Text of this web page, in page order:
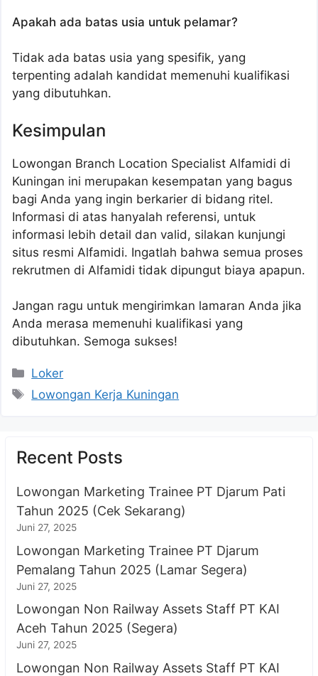
Apakah ada batas usia untuk pelamar?
Tidak ada batas usia yang spesifik, yang
terpenting adalah kandidat memenuhi kualifikasi
yang dibutuhkan.
Kesimpulan
Lowongan Branch Location Specialist Alfamidi di
Kuningan ini merupakan kesempatan yang bagus
bagi Anda yang ingin berkarier di bidang ritel.
Informasi di atas hanyalah referensi, untuk
informasi lebih detail dan valid, silakan kunjungi
situs resmi Alfamidi. Ingatlah bahwa semua proses
rekrutmen di Alfamidi tidak dipungut biaya apapun.
Jangan ragu untuk mengirimkan lamaran Anda jika
Anda merasa memenuhi kualifikasi yang
dibutuhkan. Semoga sukses!
Kategori
Loker
Tag
Lowongan Kerja Kuningan
Recent Posts
Lowongan Marketing Trainee PT Djarum Pati
Tahun 2025 (Cek Sekarang)
Juni 27, 2025
Lowongan Marketing Trainee PT Djarum
Pemalang Tahun 2025 (Lamar Segera)
Juni 27, 2025
Lowongan Non Railway Assets Staff PT KAI
Aceh Tahun 2025 (Segera)
Juni 27, 2025
Lowongan Non Railway Assets Staff PT KAI